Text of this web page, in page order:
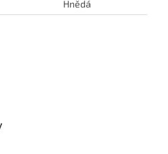
Hnědá